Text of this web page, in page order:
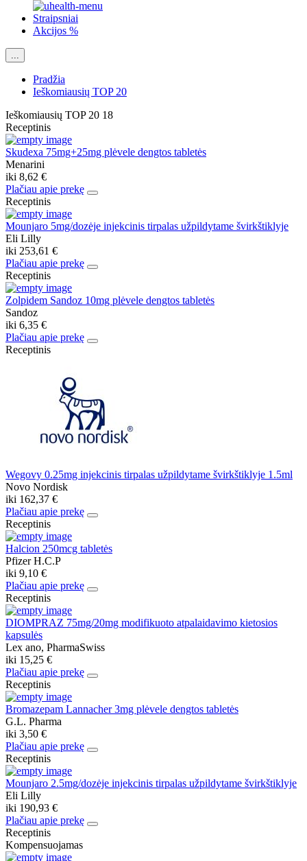
Straipsniai
Akcijos %
...
Pradžia
Ieškomiausių TOP 20
Ieškomiausių TOP 20 18
Receptinis
Skudexa 75mg+25mg plėvele dengtos tabletės
Menarini
iki 8,62 €
Plačiau apie prekę
Receptinis
Mounjaro 5mg/dozėje injekcinis tirpalas užpildytame švirkštiklyje
Eli Lilly
iki 253,61 €
Plačiau apie prekę
Receptinis
Zolpidem Sandoz 10mg plėvele dengtos tabletės
Sandoz
iki 6,35 €
Plačiau apie prekę
Receptinis
Wegovy 0.25mg injekcinis tirpalas užpildytame švirkštiklyje 1.5ml
Novo Nordisk
iki 162,37 €
Plačiau apie prekę
Receptinis
Halcion 250mcg tabletės
Pfizer H.C.P
iki 9,10 €
Plačiau apie prekę
Receptinis
DIOMPRAZ 75mg/20mg modifikuoto atpalaidavimo kietosios
kapsulės
Lex ano, PharmaSwiss
iki 15,25 €
Plačiau apie prekę
Receptinis
Bromazepam Lannacher 3mg plėvele dengtos tabletės
G.L. Pharma
iki 3,50 €
Plačiau apie prekę
Receptinis
Mounjaro 2.5mg/dozėje injekcinis tirpalas užpildytame švirkštiklyje
Eli Lilly
iki 190,93 €
Plačiau apie prekę
Receptinis
Kompensuojamas